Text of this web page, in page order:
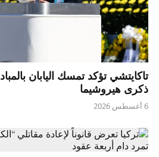
تاكايتشي تؤكد تمسك اليابان
ذكرى هيروشيما
6 أغسطس 2026